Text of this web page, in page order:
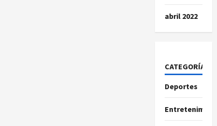
abril 2022
CATEGORÍAS
Deportes